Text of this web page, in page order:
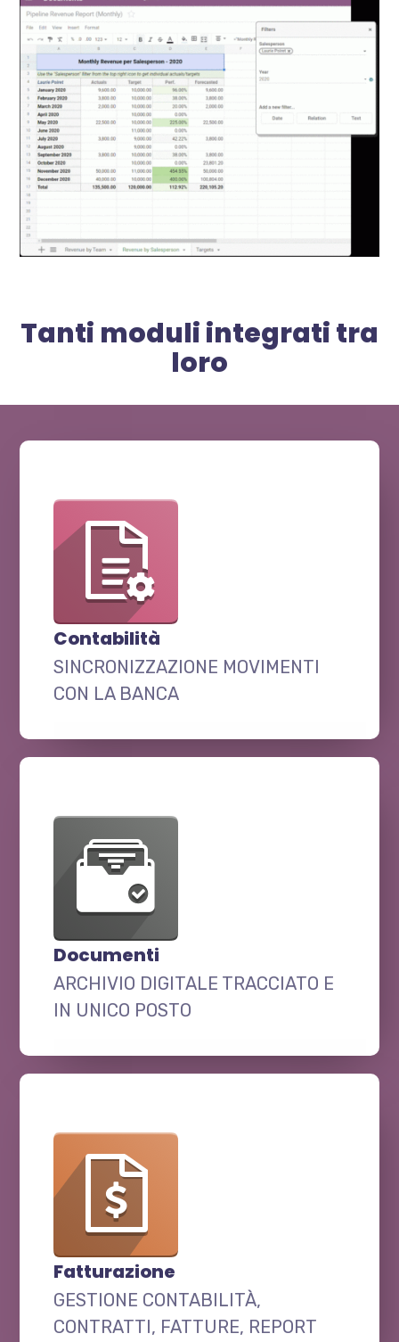
Tanti moduli integrati tra
loro
Contabilità
SINCRONIZZAZIONE MOVIMENTI
CON LA BANCA
Documenti
ARCHIVIO DIGITALE TRACCIATO E
IN UNICO POSTO
Fatturazione
GESTIONE CONTABILITÀ,
CONTRATTI, FATTURE, REPORT